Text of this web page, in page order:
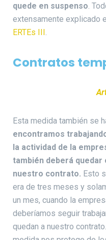
quede en suspenso.
extensamente explicado
ERTEs III .
Contratos
Esta medida también se
encontramos
la actividad de la
también deberá quedar
nuestro contrato. Esto
era de tres meses y
un mes, cuando la
deberíamos seguir
quedan a nuestro